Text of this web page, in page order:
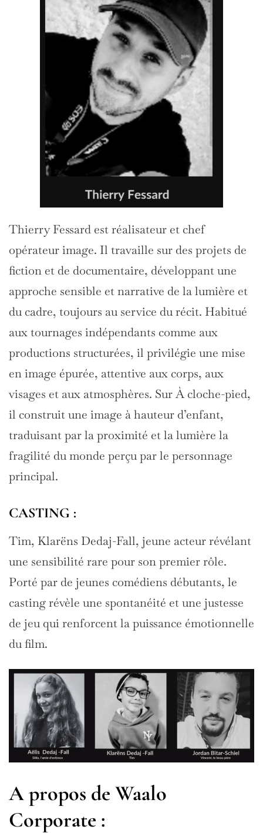
Thierry Fessard est réalisateur et chef
opérateur image. Il travaille sur des projets de
fiction et de documentaire, développant une
approche sensible et narrative de la lumière et
du cadre, toujours au service du récit. Habitué
aux tournages indépendants comme aux
productions structurées, il privilégie une mise
en image épurée, attentive aux corps, aux
visages et aux atmosphères. Sur À cloche-pied,
il construit une image à hauteur d’enfant,
traduisant par la proximité et la lumière la
fragilité du monde perçu par le personnage
principal.
CASTING :
Tim, Klarëns Dedaj-Fall, jeune acteur révélant
une sensibilité rare pour son premier rôle.
Porté par de jeunes comédiens débutants, le
casting révèle une spontanéité et une justesse
de jeu qui renforcent la puissance émotionnelle
du film.
A propos de Waalo
Corporate :